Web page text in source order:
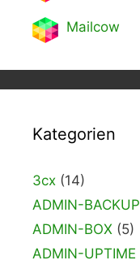
Mailcow
Kategorien
3cx (14)
ADMIN-BACKUP
ADMIN-BOX (5)
ADMIN-UPTIME